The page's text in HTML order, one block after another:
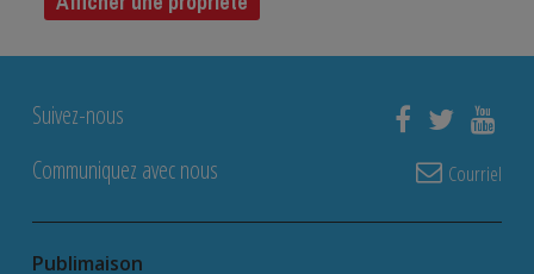
Suivez-nous
Communiquez avec nous
Courriel
Publimaison